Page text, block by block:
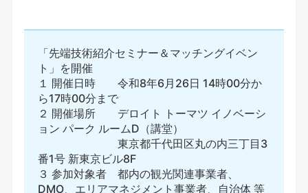
「先端技術紹介セミナー＆マッチングイベン
ト」を開催
１ 開催日時 令和8年6月26日 14時00分か
ら17時00分まで
２ 開催場所 デロイト トーマツ イノベーシ
ョン パーク ルームD（講堂）
東京都千代田区丸の内三丁目3
番1号 新東京ビル8F
３ 参加対象者 都内の観光関連事業者、
DMO、エリアマネジメント事業者、自治体 等